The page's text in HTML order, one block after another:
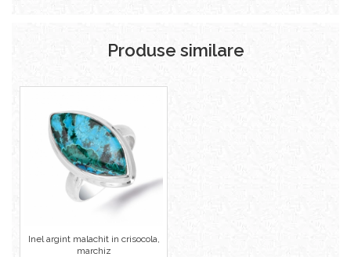
Produse similare
Inel argint malachit in crisocola,
marchiz